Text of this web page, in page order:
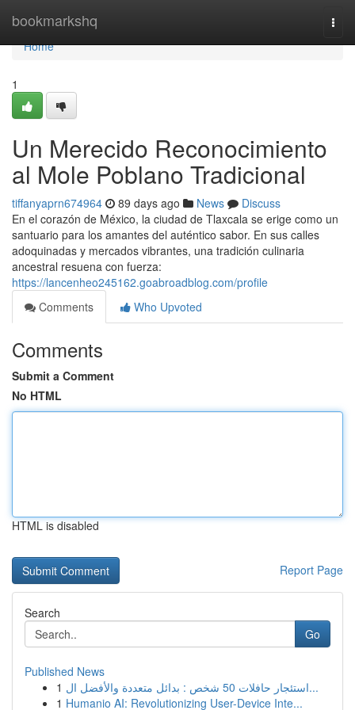
bookmarkshq
Home
Home
1
Un Merecido Reconocimiento
al Mole Poblano Tradicional
tiffanyaprn674964 89 days ago News
Discuss
En el corazón de México, la ciudad de Tlaxcala se erige como un
santuario para los amantes del auténtico sabor. En sus calles
adoquinadas y mercados vibrantes, una tradición culinaria
ancestral resuena con fuerza:
https://lancenheo245162.goabroadblog.com/profile
Comments
Who Upvoted
Comments
Submit a Comment
No HTML
HTML is disabled
Report Page
Search
Go
Published News
1
استئجار حافلات 50 شخص : بدائل متعددة والأفضل ال...
1 Humanio AI: Revolutionizing User-Device Inte...